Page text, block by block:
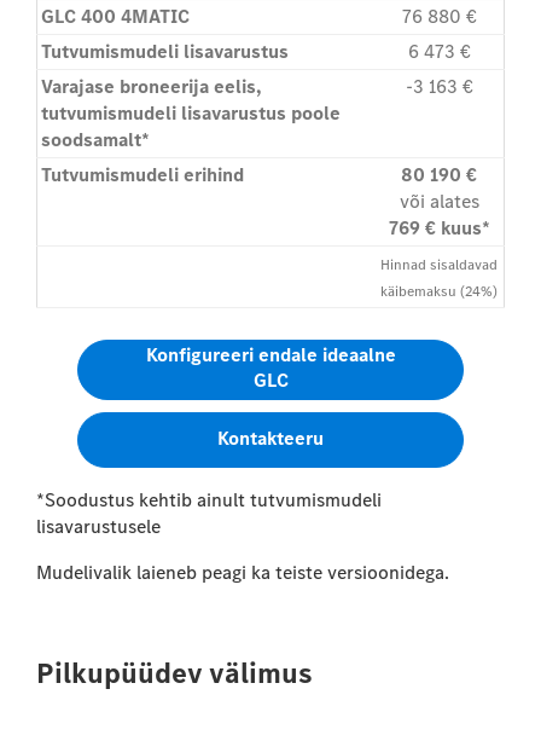
GLC 400 4MATIC
76 880 €
Tutvumismudeli lisavarustus
6 473 €
Varajase broneerija eelis,
tutvumismudeli lisavarustus poole
soodsamalt*
-3 163 €
Tutvumismudeli erihind
80 190 €
või alates
769 € kuus*
Hinnad sisaldavad
käibemaksu (24%)
Konfigureeri endale ideaalne
GLC
Kontakteeru
*Soodustus kehtib ainult tutvumismudeli
lisavarustusele
Mudelivalik laieneb peagi ka teiste versioonidega.
Pilkupüüdev välimus